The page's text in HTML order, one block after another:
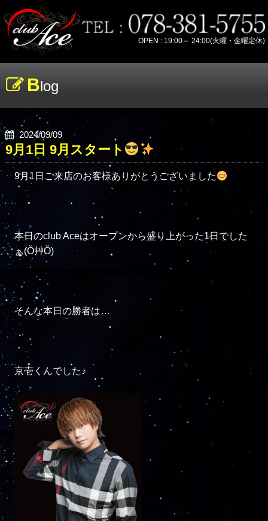
OPEN : 19:00～ 24:00(火曜・金曜定休)
Blog
2024/09/09
9月1日 9月スタート
9月1日ご来店のお客様ありがとうございました
本日のclub Aceはオープンから盛り上がった1日でした
ぁ(Ŏ艸Ŏ)
そんな本日の勝者は…
京壱くんでした♪